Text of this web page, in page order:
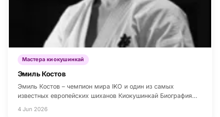
Мастера киокушинкай
Эмиль Костов
Эмиль Костов – чемпион мира IKO и один из самых
известных европейских шиханов Киокушинкай Биография…
4 Jun 2026